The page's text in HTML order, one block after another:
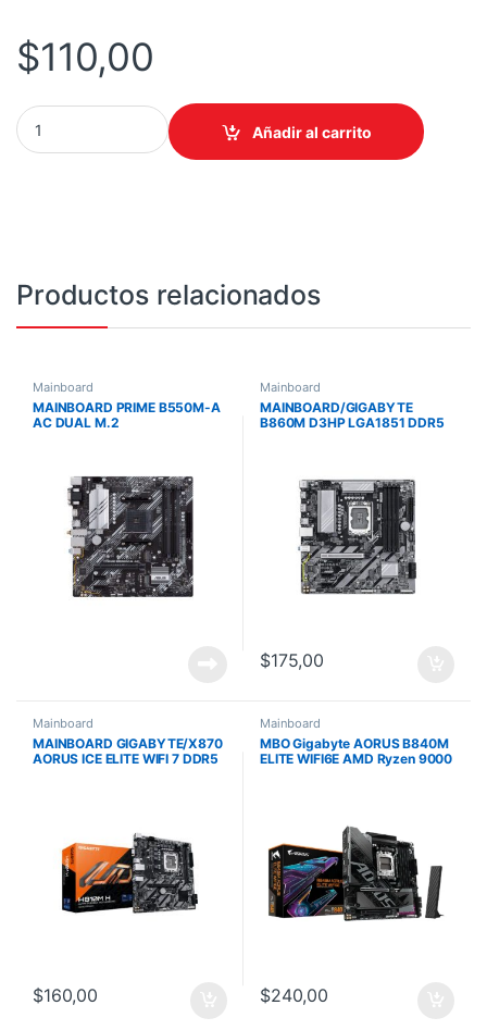
$110,00
MAINBOARD GIGABYTE B550M K AM4 quantity
Añadir al carrito
Productos relacionados
Mainboard
MAINBOARD PRIME B550M-A
AC DUAL M.2
Mainboard
MAINBOARD/GIGABYTE
B860M D3HP LGA1851 DDR5
$175,00
Mainboard
MAINBOARD GIGABYTE/X870
AORUS ICE ELITE WIFI 7 DDR5
$160,00
Mainboard
MBO Gigabyte AORUS B840M
ELITE WIFI6E AMD Ryzen 9000
$240,00